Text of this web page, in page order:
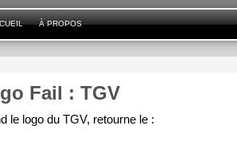
À PROPOS
Fail : TGV
le logo du TGV, retourne le :